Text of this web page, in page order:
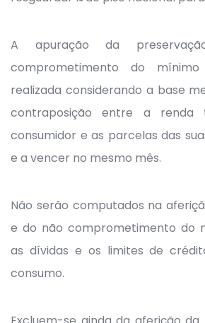
A apuração da
comprometimento do
realizada considerando a base
contraposição entre a renda
consumidor e as parcelas das
e a vencer no mesmo mês.
Não serão computados na
e do não comprometimento do
as dívidas e os limites de
consumo.